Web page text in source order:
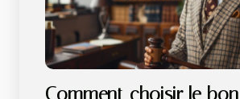
Comment choisir le bon